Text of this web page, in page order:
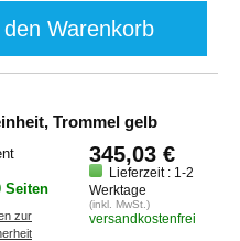
den Warenkorb
Trommel gelb
Seiten
zur
345,03 €
Lieferzeit : 1-2
Werktage
(inkl. MwSt.)
versandkostenfrei